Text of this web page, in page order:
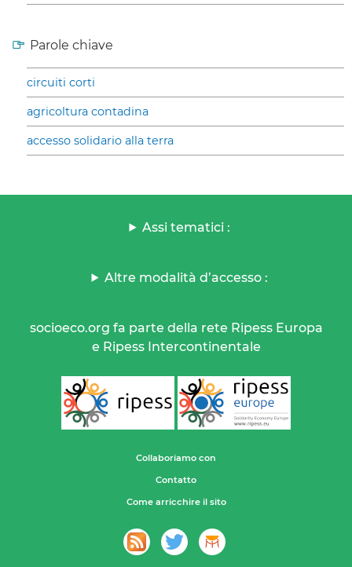
Parole chiave
circuiti corti
agricoltura contadina
accesso solidario alla terra
Assi tematici :
Altre modalità d’accesso :
socioeco.org fa parte della rete Ripess Europa
e Ripess Intercontinentale
Collaboriamo con
Contatto
Come arricchire il sito